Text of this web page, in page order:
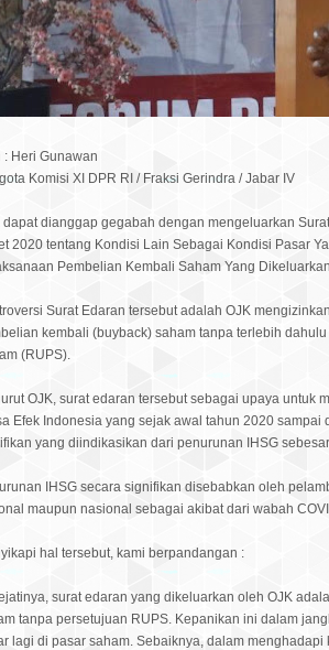
: Heri Gunawan
Komisi XI DPR RI / Fraksi Gerindra / Jabar IV
dapat dianggap gegabah dengan mengeluarkan
2020 tentang Kondisi Lain Sebagai Kondisi Pasar
Pembelian Kembali Saham Yang
Surat Edaran tersebut adalah OJK
kembali (buyback) saham tanpa terlebih
(RUPS).
OJK, surat edaran tersebut sebagai upaya untuk
Efek Indonesia yang sejak awal tahun 2020
yang diindikasikan dari penurunan IHSG
IHSG secara signifikan disebabkan oleh
maupun nasional sebagai akibat dari wabah
hal tersebut, kami berpandangan :
surat edaran yang dikeluarkan oleh OJK
tanpa persetujuan RUPS. Kepanikan ini dalam
lagi di pasar saham. Sebaiknya, dalam